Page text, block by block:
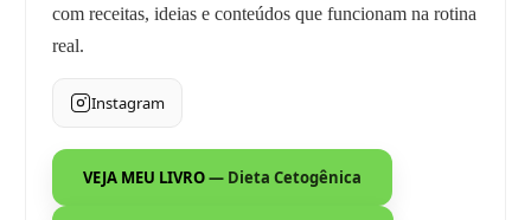
com receitas, ideias e conteúdos que funcionam na rotina
real.
Instagram
VEJA MEU LIVRO— Dieta Cetogênica